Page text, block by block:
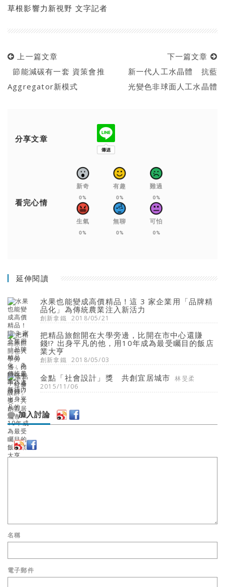
草根影響力新視野 文字記者
上一篇文章
節能減碳有一套 資策會推
Aggregator新模式
下一篇文章
新一代人工水晶體 抗藍
光變色非球面人工水晶體
分享文章
看完心情
新奇
0%
有趣
0%
難過
0%
生氣
0%
無聊
0%
可怕
0%
延伸閱讀
水果也能變成高價精品！這 3 家企業用「品牌精
品化」為傳統農業注入新活力
創新拿鐵 2018/05/21
把精品旅館開在大學旁邊，比開在市中心還賺
錢!? 出身平凡的他，用10年成為最受矚目的飯店
業大亨
創新拿鐵 2018/05/03
金點「社會設計」獎 共創宜居城市
林旻柔
2015/11/06
加入討論
名稱
電子郵件